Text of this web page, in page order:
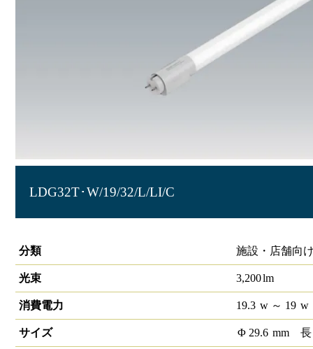
LDG32T･W/19/32/L/LI/C
分類
施設・店舗向
光束 3,200lm
消費電力 19.3 w～ 19 w
サイズ Φ 29.6 mm